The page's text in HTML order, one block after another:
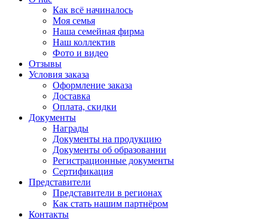
Как всё начиналось
Моя семья
Наша семейная фирма
Наш коллектив
Фото и видео
Отзывы
Условия заказа
Оформление заказа
Доставка
Оплата, скидки
Документы
Награды
Документы на продукцию
Документы об образовании
Регистрационные документы
Сертификация
Представители
Представители в регионах
Как стать нашим партнёром
Контакты